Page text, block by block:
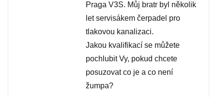
Praga V3S. Můj bratr byl několik
let servisákem čerpadel pro
tlakovou kanalizaci.
Jakou kvalifikací se můžete
pochlubit Vy, pokud chcete
posuzovat co je a co není
žumpa?